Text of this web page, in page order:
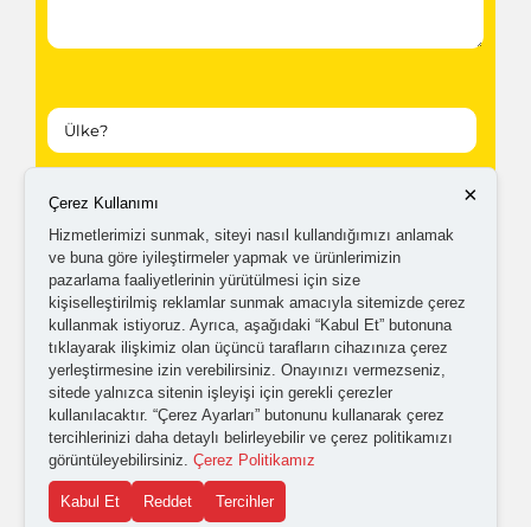
Kampanyalardan ve güncellemelerden haberdar
olabilmem için tarafımaticari elektronik ileti
gönderilmesini kabul ediyorum.
Kişisel verilerimin işlenmesine yönelikaydınlatma ve
açık rıza metni 'ni okudum, onaylıyorum.
×
Çerez Kullanımı
Hizmetlerimizi sunmak, siteyi nasıl kullandığımızı anlamak
ve buna göre iyileştirmeler yapmak ve ürünlerimizin
pazarlama faaliyetlerinin yürütülmesi için size
kişiselleştirilmiş reklamlar sunmak amacıyla sitemizde çerez
kullanmak istiyoruz. Ayrıca, aşağıdaki “Kabul Et” butonuna
tıklayarak ilişkimiz olan üçüncü tarafların cihazınıza çerez
yerleştirmesine izin verebilirsiniz. Onayınızı vermezseniz,
sitede yalnızca sitenin işleyişi için gerekli çerezler
kullanılacaktır. “Çerez Ayarları” butonunu kullanarak çerez
tercihlerinizi daha detaylı belirleyebilir ve çerez politikamızı
görüntüleyebilirsiniz. Çerez Politikamız
Kabul Et Reddet Tercihler